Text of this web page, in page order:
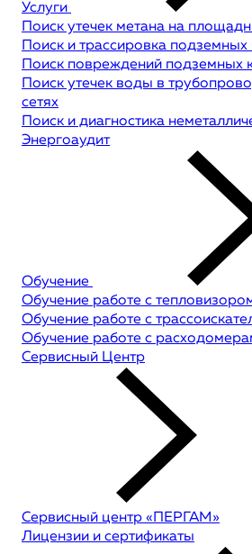
Услуги
Поиск утечек метана на
Поиск и трассировка
Поиск повреждений подземных
Поиск утечек воды в
сетях
Поиск и диагностика
Энергоаудит
Обучение
Обучение работе с
Обучение работе с
Обучение работе с
Сервисный Центр
Сервисный центр «ПЕРГАМ»
Лицензии и сертификаты